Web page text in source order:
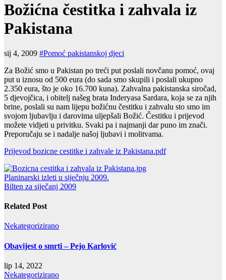
Božićna čestitka i zahvala iz
Pakistana
sij 4, 2009 #Pomoć pakistanskoj djeci
Za Božić smo u Pakistan po treći put poslali novčanu pomoć, ovaj
put u iznosu od 500 eura (do sada smo skupili i poslali ukupno
2.350 eura, što je oko 16.700 kuna). Zahvalna pakistanska siročad,
5 djevojčica, i obitelj našeg brata Inderyasa Sardara, koja se za njih
brine, poslali su nam lijepu božićnu čestitku i zahvalu sto smo im
svojom ljubavlju i darovima uljepšali Božić. Čestitku i prijevod
možete vidjeti u privitku. Svaki pa i najmanji dar puno im znači.
Preporučaju se i nadalje našoj ljubavi i molitvama.
Prijevod bozicne cestitke i zahvale iz Pakistana.pdf
Navigacija
objava
Planinarski izleti u siječnju 2009.
Bilten za siječanj 2009
Related Post
Nekategorizirano
Obavijest o smrti – Pejo Karlović
lip 14, 2022
Nekategorizirano